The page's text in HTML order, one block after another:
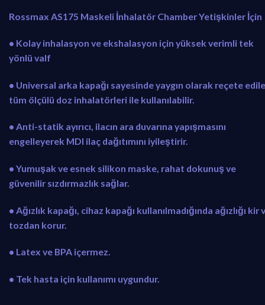
s
:
3
,
0
.
₺
2
4
9
0
.
Rossmax AS175 Maskeli İnhalatör Chamber Yetişkinler İçin
• Kolay inhalasyon ve ekshalasyon için yüksek verimli tek
yönlü valf
• Universal arka kapağı sayesinde yaygın olarak reçete
tüm ölçülü doz inhalatörleri ile kullanılabilir.
• Anti-statik ayırıcı, ilacın ara duvarına yapışmasını
engelleyerek MDI ilaç dağıtımını iyileştirir.
• Yumuşak ve esnek silikon maske, rahat dokunuş ve
güvenilir sızdırmazlık sağlar.
• Ağızlık kapağı, cihaz kapağı kullanılmadığında ağızlığı kir
tozdan korur.
• Latex ve BPA içermez.
• Tek hasta için kullanımı uygundur.